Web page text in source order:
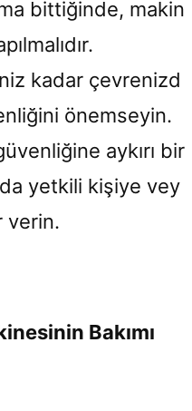
bittiğinde, makin
kadar çevrenizd
önemseyin.
aykırı bir
yetkili kişiye vey
verin.
Bakımı